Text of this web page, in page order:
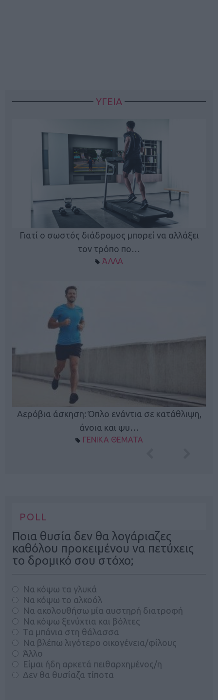
ΥΓΕΙΑ
Γιατί ο σωστός διάδρομος μπορεί να αλλάξει
τον τρόπο πο…
ΆΛΛΑ
Αερόβια άσκηση: Όπλο ενάντια σε κατάθλιψη,
άνοια και ψυ…
ΓΕΝΙΚΑ ΘΕΜΑΤΑ
POLL
Ποια θυσία δεν θα λογάριαζες
καθόλου προκειμένου να πετύχεις
το δρομικό σου στόχο;
Να κόψω τα γλυκά
Να κόψω το αλκοόλ
Να ακολουθήσω μία αυστηρή διατροφή
Να κόψω ξενύχτια και βόλτες
Τα μπάνια στη θάλασσα
Να βλέπω λιγότερο οικογένεια/φίλους
Άλλο
Είμαι ήδη αρκετά πειθαρχημένος/η
Δεν θα θυσίαζα τίποτα